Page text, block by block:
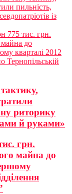
пильність,
із
775 тис. грн.
майна до
кварталі 2012
Тернопільській
риторику
й руками»
грн.
майна до